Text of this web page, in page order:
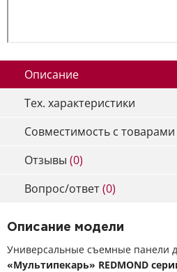
Описание
Тех. характеристики
Совместимость с товарами
Отзывы (0)
Вопрос/ответ(0)
Описание модели
Универсальные съемные панели
«Мультипекарь» REDMOND